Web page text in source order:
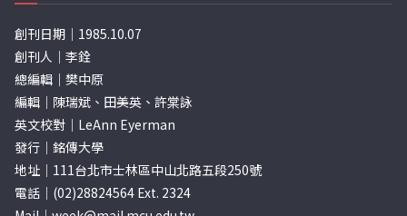
創刊日期｜1985.10.07
創刊人｜李銓
總編輯｜樊中原
編輯｜陳瑞斌、田美英、許棠詠
英文校對｜LeAnn Eyerman
發行｜銘傳大學
地址｜111台北市士林區中山北路五段250號
電話｜(02)28824564 Ext. 2324